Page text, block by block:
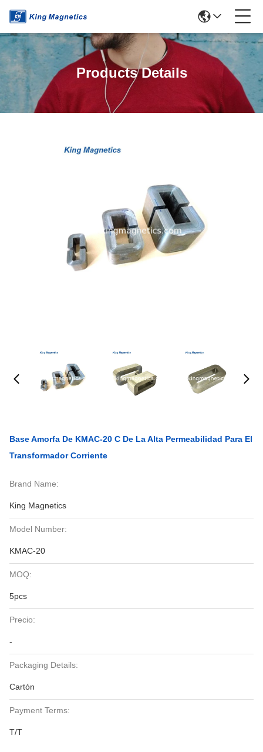
Products Details
Base Amorfa De KMAC-20 C De La Alta Permeabilidad Para El
Transformador Corriente
Brand Name:
King Magnetics
Model Number:
KMAC-20
MOQ:
5pcs
Precio:
-
Packaging Details:
Cartón
Payment Terms:
T/T